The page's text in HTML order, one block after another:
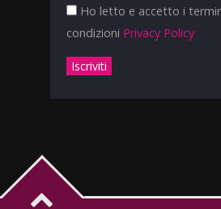
Ho letto e accetto i
condizioni Privacy Policy